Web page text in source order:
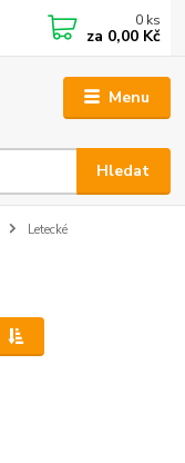
Menu
Hledat
0 ks
za 0,00 Kč
Letecké